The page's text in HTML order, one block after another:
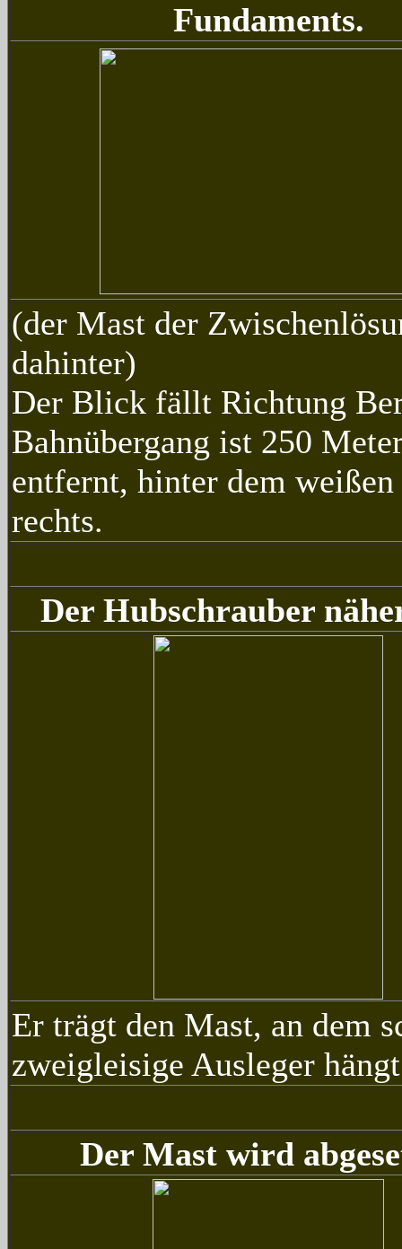
Fundaments.
(der Mast der
dahinter)
Der Blick fällt Richtung
Bahnübergang ist 250
entfernt, hinter dem weißen
rechts.
Der Hubschrauber
Er trägt den Mast, an dem
zweigleisige Ausleger
Der Mast wird